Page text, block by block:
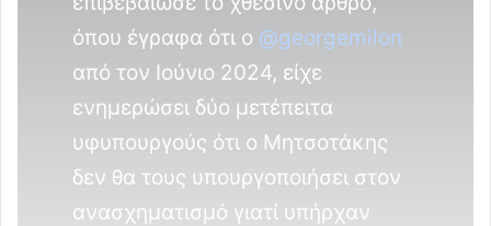
όπου έγραφα ότι ο @georgemilon
από τον Ιούνιο 2024, είχε
ενημερώσει δύο μετέπειτα
υφυπουργούς ότι ο Μητσοτάκης
δεν θα τους υπουργοποιήσει στον
ανασχηματισμό γιατί υπήρχαν